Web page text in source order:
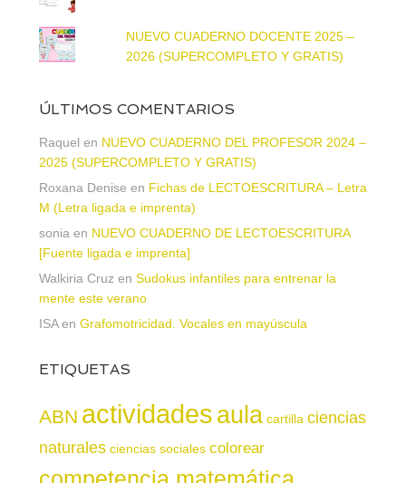
NUEVO CUADERNO DOCENTE 2025 –
2026 (SUPERCOMPLETO Y GRATIS)
ÚLTIMOS COMENTARIOS
Raquel en NUEVO CUADERNO DEL PROFESOR 2024 –
2025 (SUPERCOMPLETO Y GRATIS)
Roxana Denise en Fichas de LECTOESCRITURA – Letra
M (Letra ligada e imprenta)
soniaen NUEVO CUADERNO DE LECTOESCRITURA
[Fuente ligada e imprenta]
Walkiria Cruzen Sudokus infantiles para entrenar la
mente este verano
ISAen Grafomotricidad. Vocales en mayúscula
ETIQUETAS
ABN actividadesaula cartilla ciencias
naturales ciencias sociales colorear